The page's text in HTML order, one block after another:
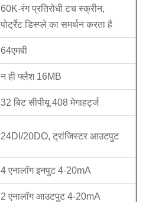
60K-रंग प्रतिरोधी टच स्क्रीन,
पोर्ट्रेट डिस्प्ले का समर्थन करता है
64एमबी
न ही फ्लैश 16MB
32 बिट सीपीयू 408 मेगाहर्ट्ज
24DI/20DO, ट्रांजिस्टर आउटपुट
4 एनालॉग इनपुट 4-20mA
2 एनालॉग आउटपुट 4-20mA